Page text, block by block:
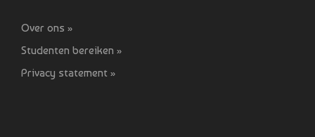
Over ons »
Studenten bereiken »
Privacy statement »